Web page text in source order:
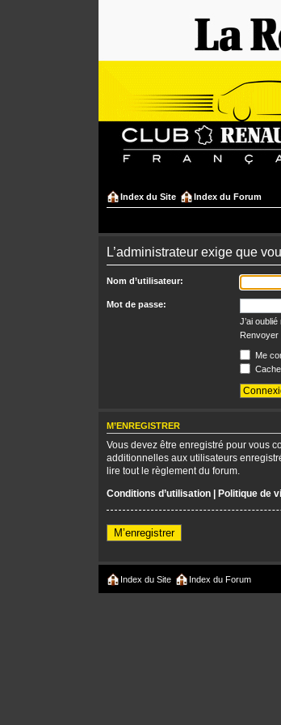
Index du Site Index du Forum
L’administrateur exige que
Nom d’utilisateur:
Mot de passe:
J’ai
Renvoyer
Me
M’ENREGISTRER
Vous devez être enregistré pour vous
additionnelles aux utilisateurs
lire tout le règlement du forum.
Conditions d’utilisation | Politique de
M’enregistrer
Index du Site Index du Forum